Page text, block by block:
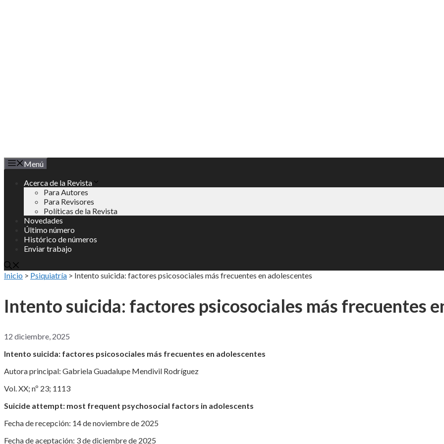
Menú
Acerca de la Revista
Para Autores
Para Revisores
Políticas de la Revista
Novedades
Último número
Histórico de números
Enviar trabajo
Inicio > Psiquiatría > Intento suicida: factores psicosociales más frecuentes en adolescentes
Intento suicida: factores psicosociales más frecuentes
12 diciembre, 2025
Intento suicida: factores psicosociales más frecuentes en adolescentes
Autora principal: Gabriela Guadalupe Mendivil Rodríguez
Vol. XX; nº 23; 1113
Suicide attempt: most frequent psychosocial factors in adolescents
Fecha de recepción: 14 de noviembre de 2025
Fecha de aceptación: 3 de diciembre de 2025